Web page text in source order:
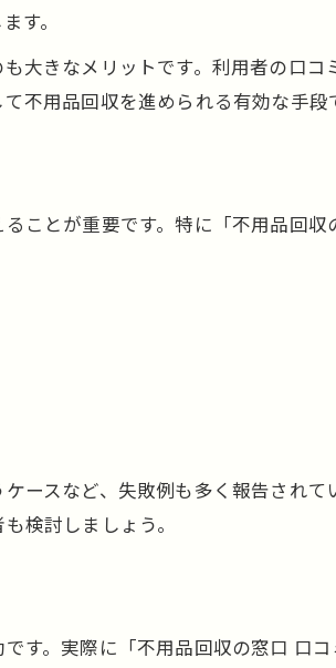
を軽減
良い影響
収の活用法
つなげる方法
す。
大きなメリットです。利用者の口コ
不用品回収を進められる有効な手段
ことが重要です。特に「不用品回収
ースなど、失敗例も多く報告されて
検討しましょう。
す。実際に「不用品回収の窓口 口